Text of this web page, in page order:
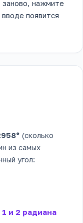
заново, нажмите
появится
(сколько
из самых
угол:
и 2 радиана